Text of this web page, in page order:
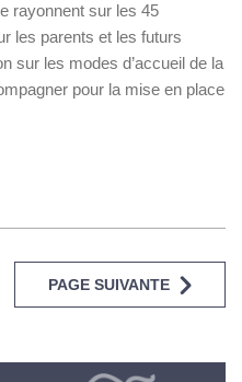
rayonnent sur les 45
les parents et les futurs
sur les modes d’accueil de la
pour la mise en place
PAGE SUIVANTE